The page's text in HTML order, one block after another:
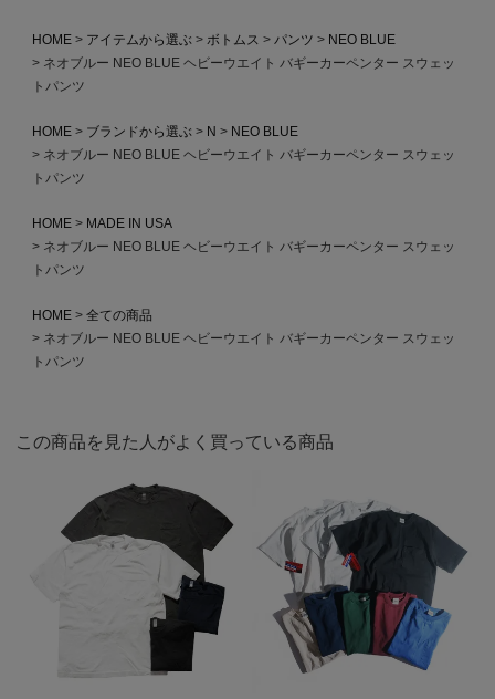
HOME アイテムから選ぶ ボトムス パンツ
NEO BLUE
ネオブルー NEO BLUE ヘビーウエイト バギーカーペンター スウェッ
トパンツ
HOME ブランドから選ぶ N
NEO BLUE
ネオブルー NEO BLUE ヘビーウエイト バギーカーペンター スウェッ
トパンツ
HOME
MADE IN USA
ネオブルー NEO BLUE ヘビーウエイト バギーカーペンター スウェッ
トパンツ
HOME
全ての商品
ネオブルー NEO BLUE ヘビーウエイト バギーカーペンター スウェッ
トパンツ
この商品を見た人がよく買っている商品